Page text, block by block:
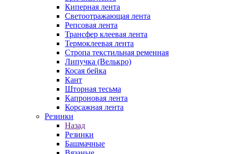
Киперная лента
Светоотражающая лента
Репсовая лента
Трансфер клеевая лента
Термоклеевая лента
Стропа текстильная ременная
Липучка (Велькро)
Косая бейка
Кант
Шторная тесьма
Капроновая лента
Корсажная лента
Резинки
Назад
Резинки
Башмачные